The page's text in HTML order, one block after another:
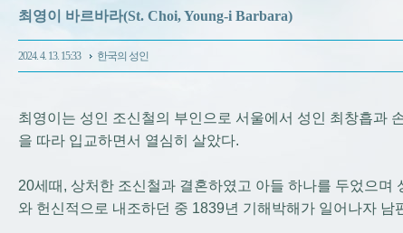
최영이 바르바라(St. Choi, Young-i Barbara)
2024. 4. 13. 15:33 한국의 성인
최영이는 성인 조신철의 부인으로 서울에서 성인 최창흡과
을 따라 입교하면서 열심히 살았다.
20세때, 상처한 조신철과 결혼하였고 아들 하나를 두었으며
와 헌신적으로 내조하던 중 1839년 기해박해가 일어나자 남